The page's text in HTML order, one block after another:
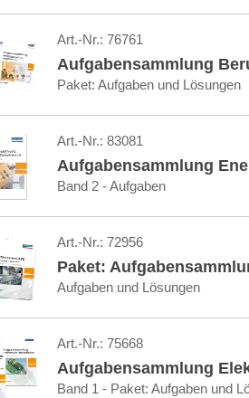
Art.-Nr.: 76761
Aufgabensammlung
Paket: Aufgaben und Lösungen
Art.-Nr.: 83081
Aufgabensammlung
Band 2 - Aufgaben
Art.-Nr.: 72956
Paket:
Aufgaben und Lösungen
Art.-Nr.: 75668
Aufgabensammlung
Band 1 - Paket: Aufgaben und